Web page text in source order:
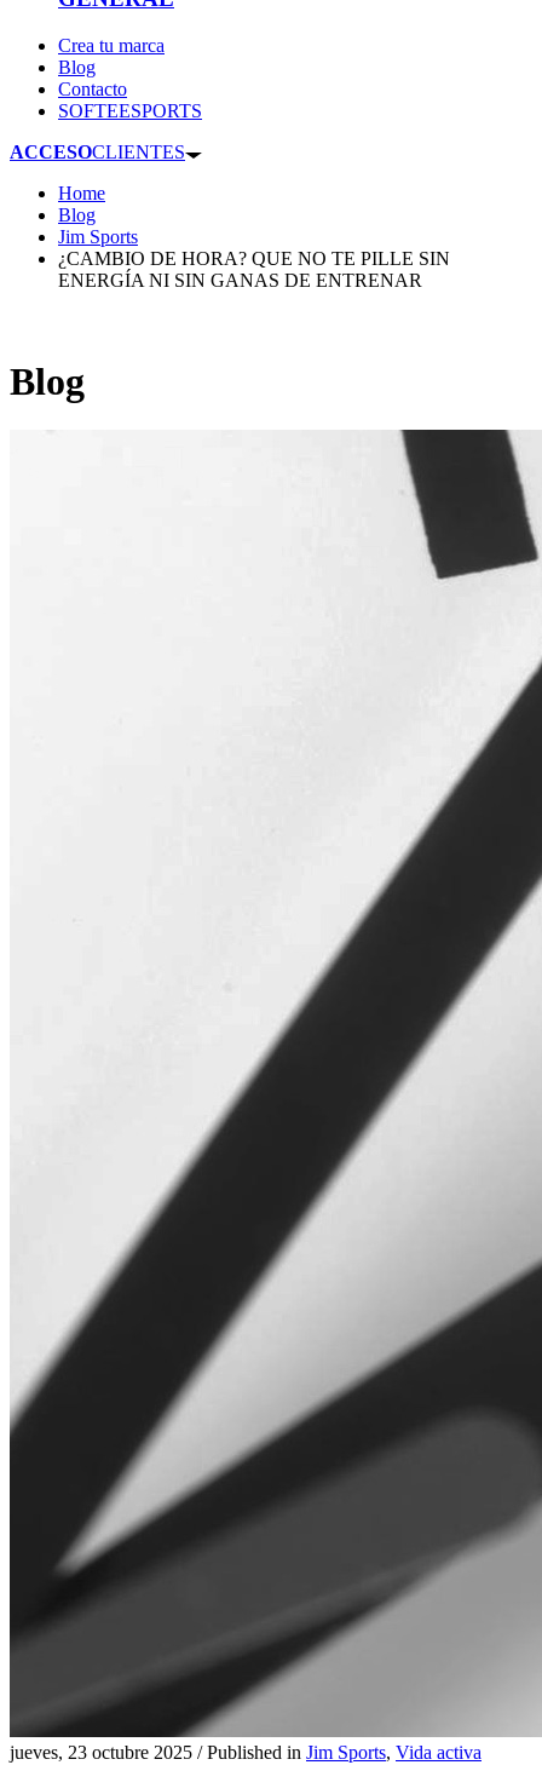
Crea tu marca
Blog
Contacto
SOFTEESPORTS
ACCESOCLIENTES
Home
Blog
Jim Sports
¿CAMBIO DE HORA? QUE NO TE PILLE SIN
ENERGÍA NI SIN GANAS DE ENTRENAR
Blog
jueves, 23 octubre 2025 /Published in Jim Sports, Vida activa